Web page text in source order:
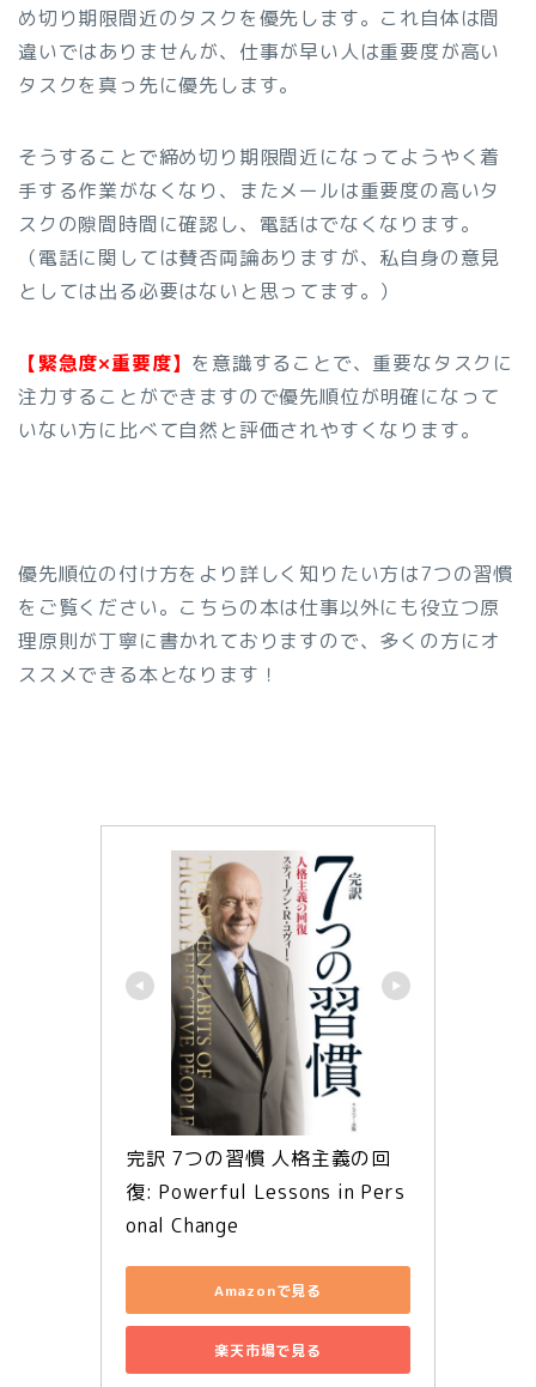
め切り期限間近のタスクを優先します。これ自体は間
違いではありませんが、仕事が早い人は重要度が高い
タスクを真っ先に優先します。
そうすることで締め切り期限間近になってようやく着
手する作業がなくなり、またメールは重要度の高いタ
スクの隙間時間に確認し、電話はでなくなります。
（電話に関しては賛否両論ありますが、私自身の意見
としては出る必要はないと思ってます。）
【緊急度×重要度】 を意識することで、重要なタスクに
注力することができますので優先順位が明確になって
いない方に比べて自然と評価されやすくなります。
優先順位の付け方をより詳しく知りたい方は7つの習慣
をご覧ください。こちらの本は仕事以外にも役立つ原
理原則が丁寧に書かれておりますので、多くの方にオ
ススメできる本となります！
完訳 7つの習慣 人格主義の回
復: Powerful Lessons in Pers
onal Change
Amazonで見る
楽天市場で見る